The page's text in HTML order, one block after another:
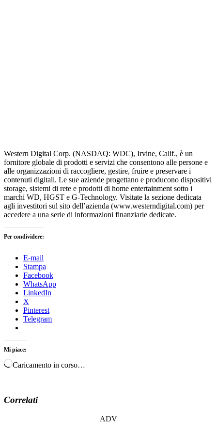
Western Digital Corp. (NASDAQ: WDC), Irvine, Calif., è un
fornitore globale di prodotti e servizi che consentono alle persone e
alle organizzazioni di raccogliere, gestire, fruire e preservare i
contenuti digitali. Le sue aziende progettano e producono dispositivi
storage, sistemi di rete e prodotti di home entertainment sotto i
marchi WD, HGST e G-Technology. Visitate la sezione dedicata
agli investitori sul sito dell’azienda (www.westerndigital.com) per
accedere a una serie di informazioni finanziarie dedicate.
Per condividere:
E-mail
Stampa
Facebook
WhatsApp
LinkedIn
X
Pinterest
Telegram
Mi piace:
Caricamento in corso…
Correlati
ADV